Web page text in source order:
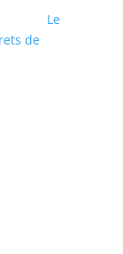
Le
de